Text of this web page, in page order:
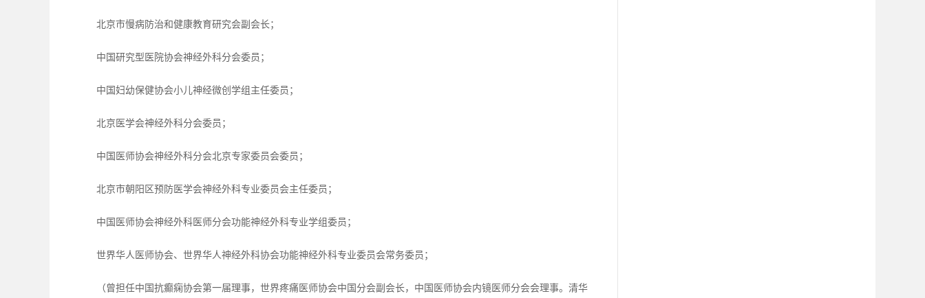
北京市慢病防治和健康教育研究会副会长；
中国研究型医院协会神经外科分会委员；
中国妇幼保健协会小儿神经微创学组主任委员；
北京医学会神经外科分会委员；
中国医师协会神经外科分会北京专家委员会委员；
北京市朝阳区预防医学会神经外科专业委员会主任委员；
中国医师协会神经外科医师分会功能神经外科专业学组委员；
世界华人医师协会、世界华人神经外科协会功能神经外科专业委员会常务委员；
（曾担任中国抗癫痫协会第一届理事，世界疼痛医师协会中国分会副会长，中国医师协会内镜医师分会会理事。清华